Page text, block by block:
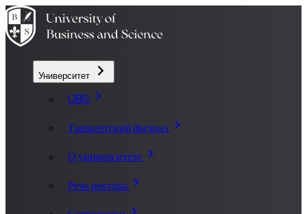
Университет
UBS
Ташкентский филиал
О университете
Речь ректора